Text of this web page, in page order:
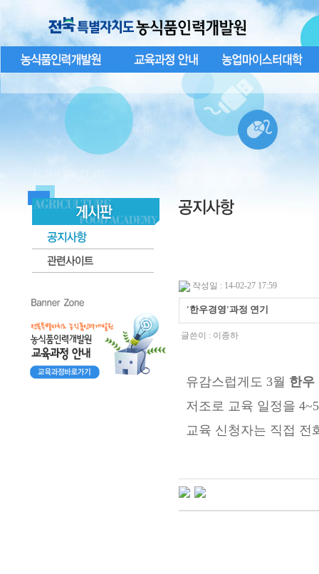
작성일 : 14-02-27 17:59
'한우경영'과정 연기
글쓴이 : 이종하
유감스럽게도 3월 한우
저조로 교육 일정을
교육 신청자는 직접 전